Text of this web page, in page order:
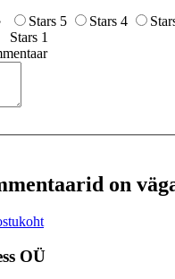
Stars 5 Stars 4
Stars 1
on
OÜ